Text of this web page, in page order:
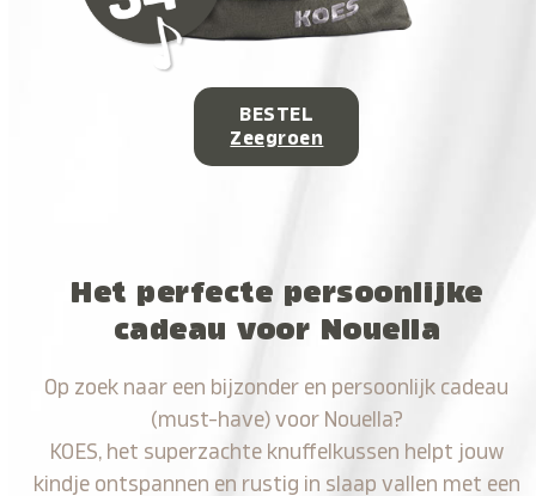
BESTEL
Zeegroen
Het perfecte persoonlijke
cadeau voor Nouella
Op zoek naar een bijzonder en persoonlijk cadeau
(must-have) voor Nouella?
KOES, het superzachte knuffelkussen helpt jouw
kindje ontspannen en rustig in slaap vallen met een